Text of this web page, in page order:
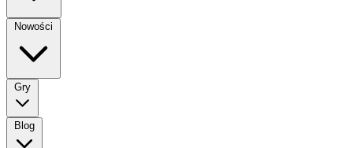
Nowości
Gry
Blog